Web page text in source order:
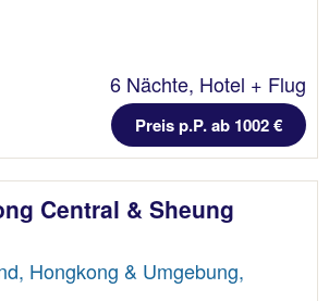
6 Nächte, Hotel + Flug
Preis p.P. ab 1002 €
Central & Sheung
Hongkong & Umgebung,